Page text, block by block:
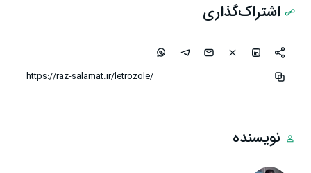
اشتراک‌گذاری
نویسنده